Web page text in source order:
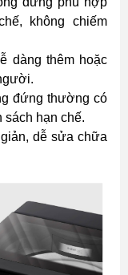
không chiếm
dàng thêm hoặc
đứng thường có
hạn chế.
dễ sửa chữa